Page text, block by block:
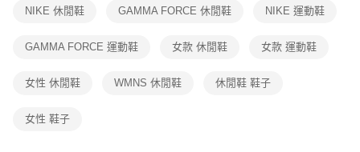
客戶支援中心」
https://netprotections.freshdesk.com/support/home
１．透過由恩沛科技股份有限公司提供之「AFTEE先享後付」服務完成之交
權轉讓予恩沛科技股份有限公司。
３．未成年的使用者請事先徵得法定代理人或監護人之同意方可使用
NIKE 休閒鞋 GAMMA FORCE 休閒鞋 NIKE 運動鞋
GAMMA FORCE 運動鞋 女款 休閒鞋 女款 運動鞋
女性 休閒鞋 WMNS 休閒鞋 休閒鞋 鞋子
女性 鞋子